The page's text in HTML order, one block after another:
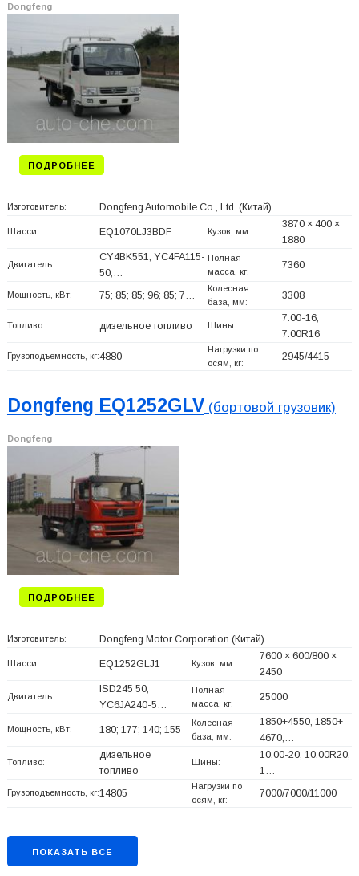
Dongfeng
ПОДРОБНЕЕ
Изготовитель: Dongfeng Automobile Co., Ltd. (Китай)
Шасси: EQ1070LJ3BDF Кузов, мм:
3870 × 400 ×
1880
Двигатель:
CY4BK551; YC4FA115-
50;…
Полная
масса, кг:
7360
Мощность, кВт: 75; 85; 85; 96; 85; 7…
Колесная
база, мм:
3308
Топливо: дизельное топливо Шины:
7.00-16,
7.00R16
Грузоподъемность, кг:4880
Нагрузки по
осям, кг:
2945/4415
Dongfeng EQ1252GLV (бортовой грузовик)
Dongfeng
ПОДРОБНЕЕ
Изготовитель: Dongfeng Motor Corporation (Китай)
Шасси: EQ1252GLJ1 Кузов, мм:
7600 × 600/800 ×
2450
Двигатель:
ISD245 50;
YC6JA240-5…
Полная
масса, кг:
25000
Мощность, кВт: 180; 177; 140; 155
Колесная
база, мм:
1850+4550, 1850+
4670,…
Топливо:
дизельное
топливо
Шины:
10.00-20, 10.00R20,
1…
Грузоподъемность, кг:14805
Нагрузки по
осям, кг:
7000/7000/11000
ПОКАЗАТЬ ВСЕ